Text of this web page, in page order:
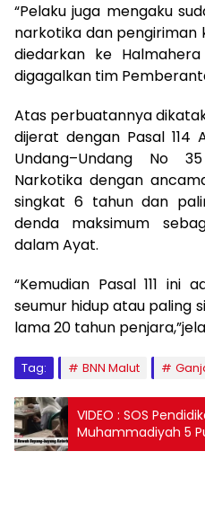
“Pelaku juga mengaku
narkotika dan pengiriman
diedarkan ke
digagalkan tim
Atas perbuatannya
dijerat dengan Pasal 114
Undang–Undang No
Narkotika dengan
singkat 6 tahun dan
denda maksimum
dalam Ayat.
“Kemudian Pasal 111 ini
seumur hidup atau paling
lama 20 tahun
Tag: BNN Malut
VIDEO : SOS
Muhammadiyah 5
Bayang bayang